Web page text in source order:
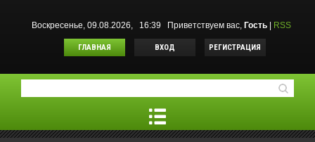
Воскресенье, 09.08.2026, 16:39 Приветствуем вас, Гость| RSS
ГЛАВНАЯ ВХОД РЕГИСТРАЦИЯ